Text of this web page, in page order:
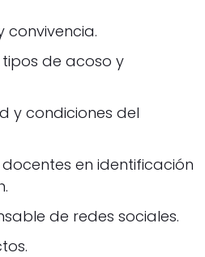
convivencia.
de acoso y
y condiciones del
en identificación
de redes sociales.